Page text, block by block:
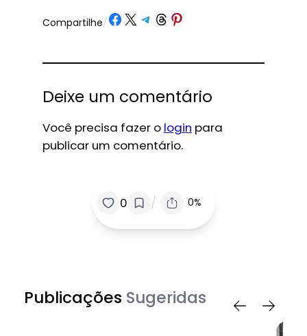
Compartilhe/Share on Facebook
Share on X Share on Telegram
Share on Threads
Share on Pinterest
Deixe um comentário
Você precisa fazer o login para
publicar um comentário.
0 / 0%
Publicações Sugeridas